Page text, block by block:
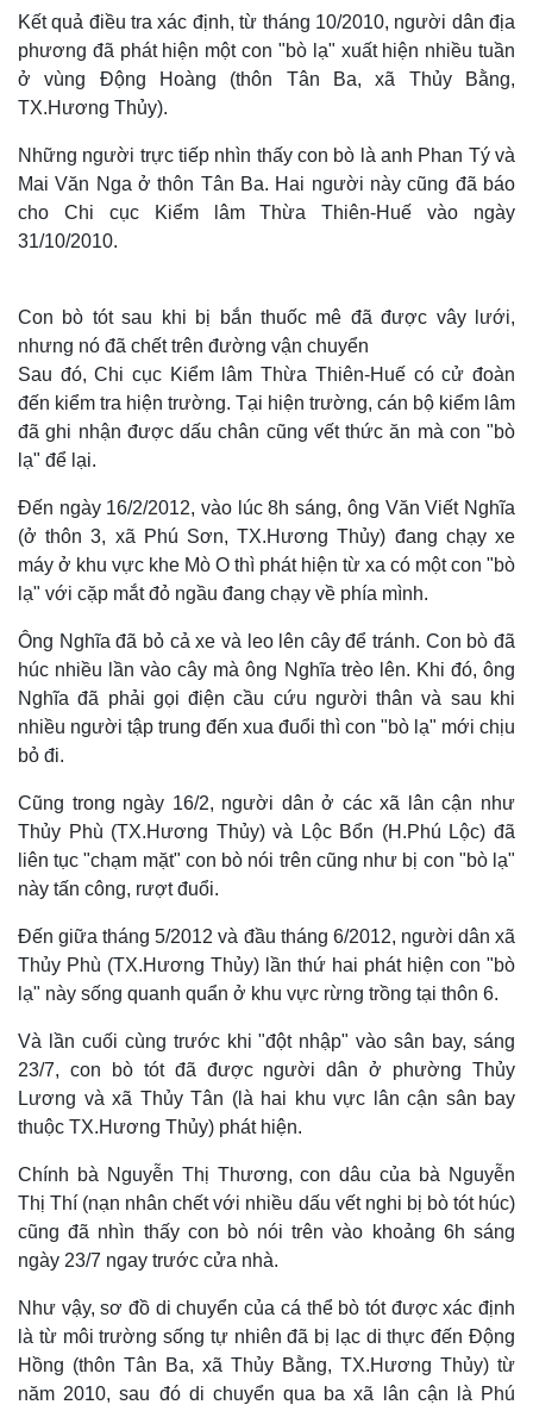
Thế giới
Quan sát
Cuộc sống đó đây
Multimedia
Video
Ảnh
E-Magazine
Infographic
Kết quả điều tra xác định, từ tháng 10/2010, người dân địa
phương đã phát hiện một con "bò lạ" xuất hiện nhiều tuần
ở vùng Động Hoàng (thôn Tân Ba, xã Thủy Bằng,
TX.Hương Thủy).
Những người trực tiếp nhìn thấy con bò là anh Phan Tý và
Mai Văn Nga ở thôn Tân Ba. Hai người này cũng đã báo
cho Chi cục Kiểm lâm Thừa Thiên-Huế vào ngày
31/10/2010.
Con bò tót sau khi bị bắn thuốc mê đã được vây lưới,
nhưng nó đã chết trên đường vận chuyển
Sau đó, Chi cục Kiểm lâm Thừa Thiên-Huế có cử đoàn
đến kiểm tra hiện trường. Tại hiện trường, cán bộ kiểm lâm
đã ghi nhận được dấu chân cũng vết thức ăn mà con "bò
lạ" để lại.
Đến ngày 16/2/2012, vào lúc 8h sáng, ông Văn Viết Nghĩa
(ở thôn 3, xã Phú Sơn, TX.Hương Thủy) đang chạy xe
máy ở khu vực khe Mò O thì phát hiện từ xa có một con "bò
lạ" với cặp mắt đỏ ngầu đang chạy về phía mình.
Ông Nghĩa đã bỏ cả xe và leo lên cây để tránh. Con bò đã
húc nhiều lần vào cây mà ông Nghĩa trèo lên. Khi đó, ông
Nghĩa đã phải gọi điện cầu cứu người thân và sau khi
nhiều người tập trung đến xua đuổi thì con "bò lạ" mới chịu
bỏ đi.
Cũng trong ngày 16/2, người dân ở các xã lân cận như
Thủy Phù (TX.Hương Thủy) và Lộc Bổn (H.Phú Lộc) đã
liên tục "chạm mặt" con bò nói trên cũng như bị con "bò lạ"
này tấn công, rượt đuổi.
Đến giữa tháng 5/2012 và đầu tháng 6/2012, người dân xã
Thủy Phù (TX.Hương Thủy) lần thứ hai phát hiện con "bò
lạ" này sống quanh quẩn ở khu vực rừng trồng tại thôn 6.
Và lần cuối cùng trước khi "đột nhập" vào sân bay, sáng
23/7, con bò tót đã được người dân ở phường Thủy
Lương và xã Thủy Tân (là hai khu vực lân cận sân bay
thuộc TX.Hương Thủy) phát hiện.
Chính bà Nguyễn Thị Thương, con dâu của bà Nguyễn
Thị Thí (nạn nhân chết với nhiều dấu vết nghi bị bò tót húc)
cũng đã nhìn thấy con bò nói trên vào khoảng 6h sáng
ngày 23/7 ngay trước cửa nhà.
Như vậy, sơ đồ di chuyển của cá thể bò tót được xác định
là từ môi trường sống tự nhiên đã bị lạc di thực đến Động
Hồng (thôn Tân Ba, xã Thủy Bằng, TX.Hương Thủy) từ
năm 2010, sau đó di chuyển qua ba xã lân cận là Phú